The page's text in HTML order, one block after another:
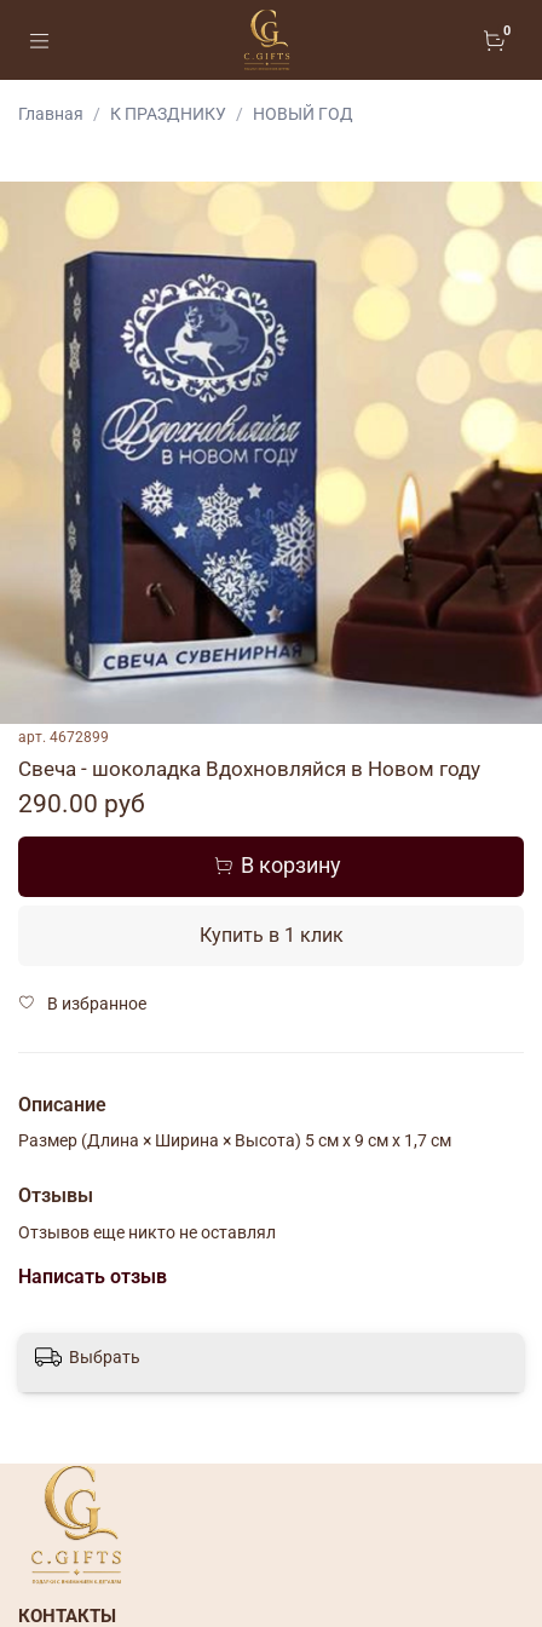
0
Главная К ПРАЗДНИКУ НОВЫЙ ГОД
арт. 4672899
Свеча - шоколадка Вдохновляйся в Новом году
290.00 руб
В корзину
Купить в 1 клик
В избранное
Описание
Размер (Длина × Ширина × Высота) 5 см х 9 см х 1,7 см
Отзывы
Отзывов еще никто не оставлял
Написать отзыв
Выбрать
КОНТАКТЫ